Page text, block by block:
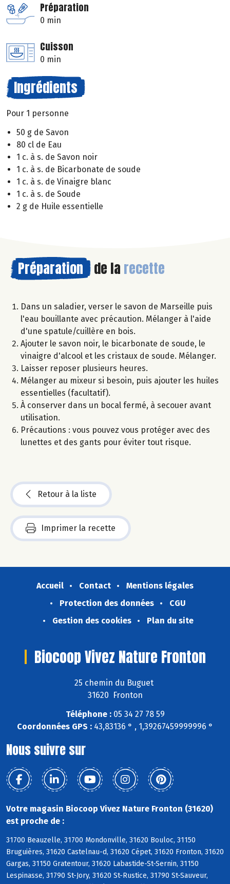
Préparation
0 min
Cuisson
0 min
Ingrédients
Pour 1 personne
50 g de Savon
80 cl de Eau
1 c. à s. de Savon noir
1 c. à s. de Bicarbonate de soude
1 c. à s. de Vinaigre blanc
1 c. à s. de Soude
2 g de Huile essentielle
Préparation de la recette
Dans un saladier, verser le savon de Marseille puis
l'eau bouillante avec précaution. Mélanger à l'aide
d'une spatule/cuillère en bois.
Ajouter le savon noir, le bicarbonate de soude, le
vinaigre d'alcool et les cristaux de soude. Mélanger.
Laisser reposer plusieurs heures.
Mélanger au mixeur si besoin, puis ajouter les huiles
essentielles (facultatif).
À conserver dans un bocal fermé, à secouer avant
utilisation.
Précautions : vous pouvez vous protéger avec des
lunettes et des gants pour éviter tout risque.
Retour à la liste
Imprimer la recette
Accueil Contact
Mentions légales
Protection des données
CGU
Gestion des cookies
Plan du site
Biocoop Vivez Nature Fronton
25 chemin du Buguet
31620 Fronton
Téléphone :05 34 27 78 59
Coordonnées GPS : 43,83136 ° , 1,39267459999996 °
Nous suivre sur
Votre magasin Biocoop Vivez Nature Fronton (31620)
est proche de :
31700 Beauzelle, 31700 Mondonville, 31620 Bouloc, 31150
Bruguières, 31620 Castelnau-d, 31620 Cépet, 31620 Fronton, 31620
Gargas, 31150 Gratentour, 31620 Labastide-St-Sernin, 31150
Lespinasse, 31790 St-Jory, 31620 St-Rustice, 31790 St-Sauveur,